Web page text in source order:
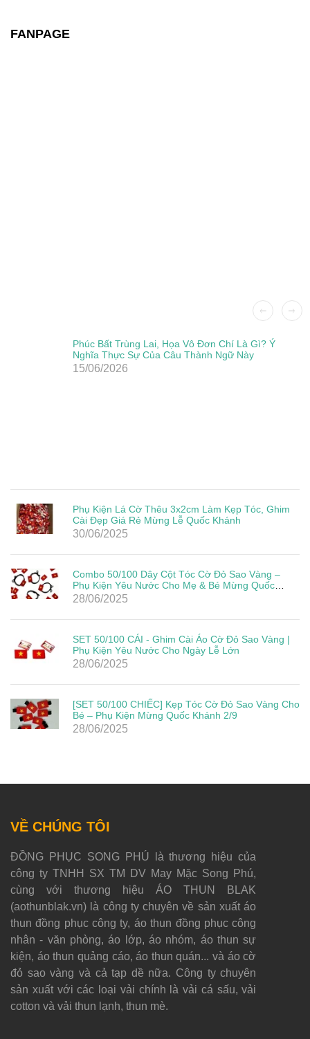
FANPAGE
Phúc Bất Trùng Lai, Họa Vô Đơn Chí Là Gì? Ý
Nghĩa Thực Sự Của Câu Thành Ngữ Này
15/06/2026
Phụ Kiện Lá Cờ Thêu 3x2cm Làm Kẹp Tóc, Ghim
Cài Đẹp Giá Rẻ Mừng Lễ Quốc Khánh
30/06/2025
Combo 50/100 Dây Cột Tóc Cờ Đỏ Sao Vàng –
Phụ Kiện Yêu Nước Cho Mẹ & Bé Mừng Quốc
Khánh 2/9
28/06/2025
SET 50/100 CÁI - Ghim Cài Áo Cờ Đỏ Sao Vàng |
Phụ Kiện Yêu Nước Cho Ngày Lễ Lớn
28/06/2025
[SET 50/100 CHIẾC] Kẹp Tóc Cờ Đỏ Sao Vàng Cho
Bé – Phụ Kiện Mừng Quốc Khánh 2/9
28/06/2025
VỀ CHÚNG TÔI
ĐỒNG PHỤC SONG PHÚ là thương hiệu của
công ty TNHH SX TM DV May Mặc Song Phú,
cùng với thương hiệu ÁO THUN BLAK
(aothunblak.vn) là công ty chuyên về sản xuất áo
thun đồng phục công ty, áo thun đồng phục công
nhân - văn phòng, áo lớp, áo nhóm, áo thun sự
kiện, áo thun quảng cáo, áo thun quán... và áo cờ
đỏ sao vàng và cả tạp dề nữa. Công ty chuyên
sản xuất với các loại vải chính là vải cá sấu, vải
cotton và vải thun lạnh, thun mè.